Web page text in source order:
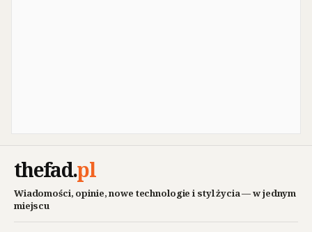
thefad.pl
Wiadomości, opinie, nowe technologie i styl życia — w jednym
miejscu